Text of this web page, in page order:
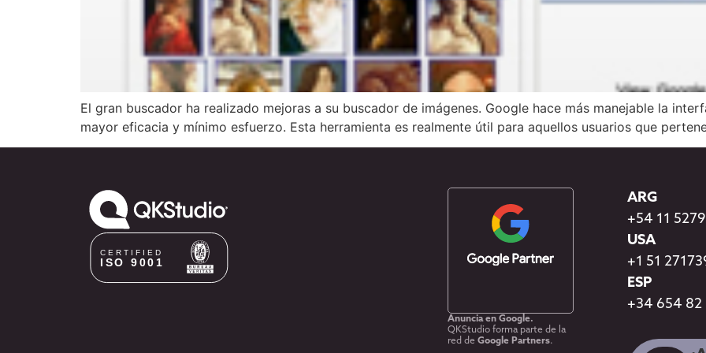
El gran buscador ha realizado mejoras a su buscador de imágenes. Google hace más manejable la
mayor eficacia y mínimo esfuerzo. Esta herramienta es realmente útil para aquellos usuarios que
Anuncia en Google.
QKStudio forma parte de la
red de Google Partners.
ARG
+54 11
USA
+1 51
ESP
+34 654 82